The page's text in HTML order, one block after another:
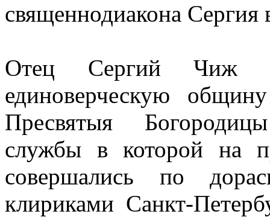
священнодиакона Сергия
Отец Сергий Чиж с
единоверческую
Пресвятыя
службы в которой на
совершались по
клириками Санкт-